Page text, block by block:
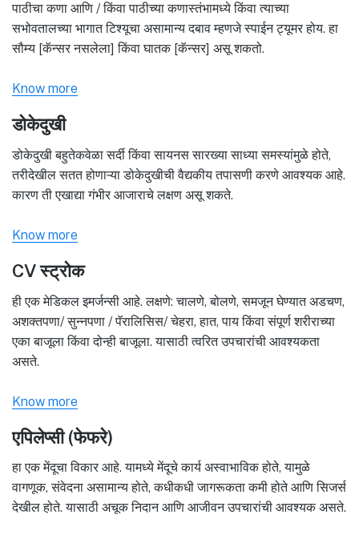
पाठीचा कणा आणि / किंवा पाठीच्या कणास्तंभामध्ये किंवा त्याच्या
सभोवतालच्या भागात टिश्यूचा असामान्य दबाव म्हणजे स्पाईन ट्यूमर होय. हा
सौम्य [कॅन्सर नसलेला] किंवा घातक [कॅन्सर] असू शकतो.
Know more
डोकेदुखी
डोकेदुखी बहुतेकवेळा सर्दी किंवा सायनस सारख्या साध्या समस्यांमुळे होते,
तरीदेखील सतत होणाऱ्या डोकेदुखीची वैद्यकीय तपासणी करणे आवश्यक आहे.
कारण ती एखाद्या गंभीर आजाराचे लक्षण असू शकते.
Know more
CV स्ट्रोक
ही एक मेडिकल इमर्जन्सी आहे. लक्षणे: चालणे, बोलणे, समजून घेण्यात अडचण,
अशक्तपणा/ सुन्नपणा / पॅरालिसिस/ चेहरा, हात, पाय किंवा संपूर्ण शरीराच्या
एका बाजूला किंवा दोन्ही बाजूला. यासाठी त्वरित उपचारांची आवश्यकता
असते.
Know more
एपिलेप्सी (फेफरे)
हा एक मेंदूचा विकार आहे. यामध्ये मेंदूचे कार्य अस्वाभाविक होते, यामुळे
वागणूक, संवेदना असामान्य होते, कधीकधी जागरूकता कमी होते आणि सिजर्स
देखील होते. यासाठी अचूक निदान आणि आजीवन उपचारांची आवश्यक असते.